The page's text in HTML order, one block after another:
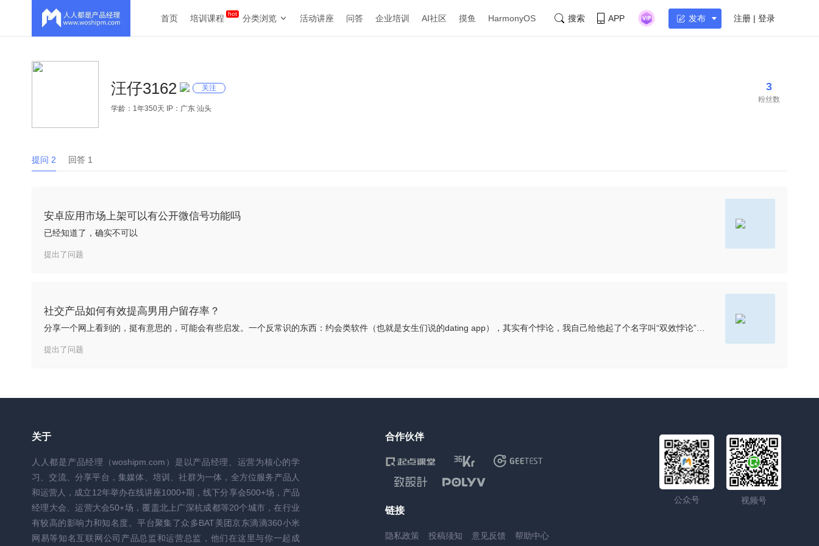
首页 培训课程 分类浏览 活动讲座 问答 企业培训 AI社区 摸鱼 HarmonyOS 搜索 APP 发布 注册 | 登录
汪仔3162 关注
学龄：1年350天 IP：广东 汕头
3
粉丝数
提问 2 回答 1
安卓应用市场上架可以有公开微信号功能吗
已经知道了，确实不可以
提出了问题
社交产品如何有效提高男用户留存率？
提出了问题
关于
人人都是产品经理（woshipm.com）是以产品经理、运营为核心的学
习、交流、分享平台，集媒体、培训、社群为一体，全方位服务产品人
和运营人，成立12年举办在线讲座1000+期，线下分享会500+场，产品
经理大会、运营大会50+场，覆盖北上广深杭成都等20个城市，在行业
有较高的影响力和知名度。平台聚集了众多BAT美团京东滴滴360小米
网易等知名互联网公司产品总监和运营总监，他们在这里与你一起成
合作伙伴
链接
隐私政策 投稿须知 意见反馈 帮助中心
公众号 视频号